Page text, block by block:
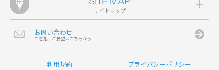
サイトマップ
お問い合わせ
ご意見、ご要望はこちらから
利用規約 プライバシーポリシー